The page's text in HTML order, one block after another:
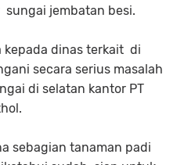
sungai jembatan besi.
kepada dinas terkait di
secara serius masalah
di selatan kantor PT
sebagian tanaman padi